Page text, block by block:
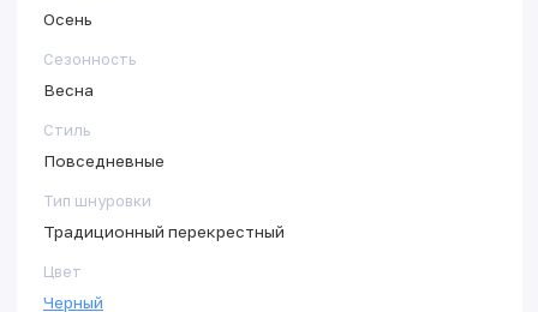
Осень
Сезонность
Весна
Стиль
Повседневные
Тип шнуровки
Традиционный перекрестный
Цвет
Черный